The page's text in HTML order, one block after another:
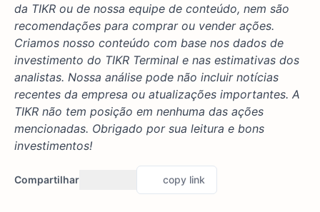
da TIKR ou de nossa equipe de conteúdo, nem são
recomendações para comprar ou vender ações.
Criamos nosso conteúdo com base nos dados de
investimento do TIKR Terminal e nas estimativas dos
analistas. Nossa análise pode não incluir notícias
recentes da empresa ou atualizações importantes. A
TIKR não tem posição em nenhuma das ações
mencionadas. Obrigado por sua leitura e bons
investimentos!
Compartilhar copy link